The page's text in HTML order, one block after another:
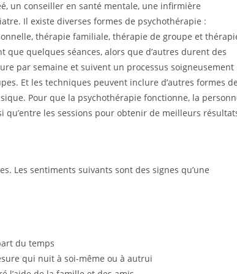
un conseiller en santé mentale, une infirmière
Il existe diverses formes de psychothérapie :
thérapie familiale, thérapie de groupe et
quelques séances, alors que d’autres durent des
par semaine et suivent un processus soigneusement
Et les techniques peuvent inclure d’autres formes de
Pour que la psychothérapie fonctionne, la
les sessions pour obtenir de meilleurs
Les sentiments suivants sont des signes qu’une
du temps
qui nuit à soi-même ou à autrui